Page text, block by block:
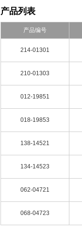
产品列表
产品编号
214-01301
210-01303
012-19851
018-19853
138-14521
134-14523
062-04721
068-04723